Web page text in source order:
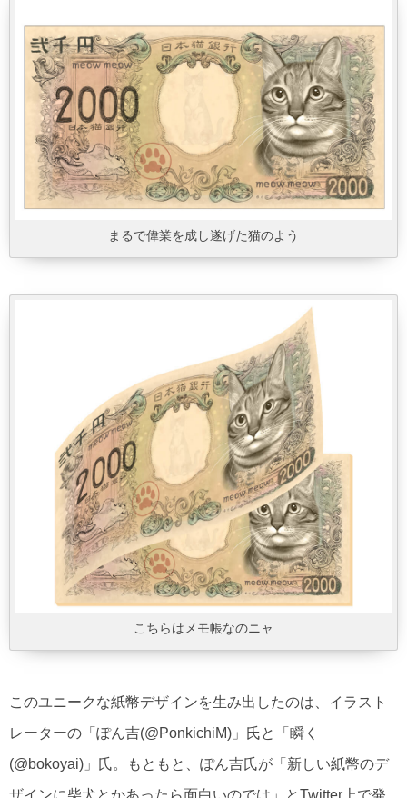
まるで偉業を成し遂げた猫のよう
こちらはメモ帳なのニャ
このユニークな紙幣デザインを生み出したのは、イラスト
レーターの「ぽん吉(@PonkichiM)」氏と「瞬く
(@bokoyai)」氏。もともと、ぽん吉氏が「新しい紙幣のデ